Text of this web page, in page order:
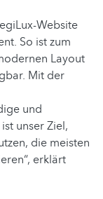
Website
So ist zum
Layout
Mit der
und
unser Ziel,
die meisten
erklärt